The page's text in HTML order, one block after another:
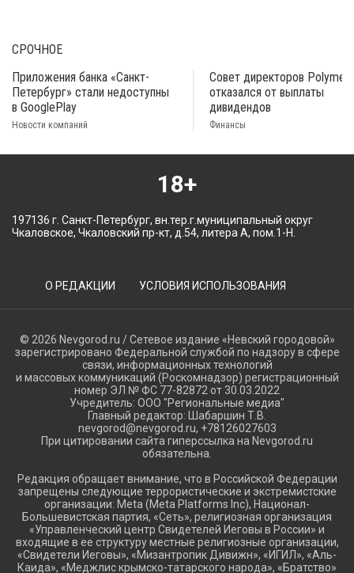
СРОЧНОЕ
Приложения банка «Санкт-
Петербург» стали недоступны
в GooglePlay
Новости компаний
Совет директоров
отказался от выплаты
дивидендов
Финансы
18+
197136 г. Санкт-Петербург, вн.тер.г.муниципальный округ
Чкаловское, Чкаловский пр-кт, д.54, литера А, пом.1-Н.
О РЕДАКЦИИ УСЛОВИЯ ИСПОЛЬЗОВАНИЯ
© 2026 Nevgorod.ru / Сетевое издание «Невский городовой»
зарегистрировано Федеральной службой по надзору в сфере
связи, информационных технологий
и массовых коммуникаций (Роскомнадзор) регистрационный
номер ЭЛ № ФС 77-82872 от 30.03.2022
Учредитель: ООО "Региональные медиа"
Главный редактор: Шабаршин Т.В.
nevgorod@nevgorod.ru, +78126027603
При цитировании сайта гиперссылка на Nevgorod.ru
обязательна.
Редакция обращает внимание, что в Российской Федерации
запрещены следующие террористические и экстремистские
организации: Meta (Meta Platforms Inc), Национал-
Большевистская партия, «Сеть», религиозная организация
«Управленческий центр Свидетелей Иеговы в России» и
входящие в ее структуру местные религиозные организации,
«Свидетели Иеговы», «Мизантропик Дивижн», «ИГИЛ», «Аль-
Каида», «Меджлис крымско-татарского народа», «Братство»